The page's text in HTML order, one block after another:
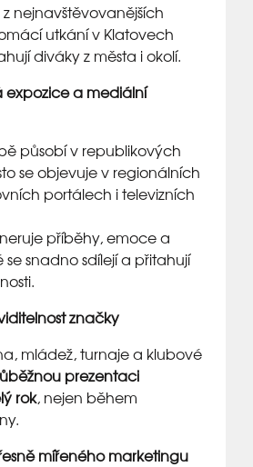
nejnavštěvovanějších
utkání v Klatovech
diváky z města i okolí.
expozice a mediální
působí v republikových
se objevuje v regionálních
portálech i televizních
příběhy, emoce a
snadno sdílejí a přitahují
značky
mládež, turnaje a klubové
prezentaci
rok, nejen během
mířeného marketingu